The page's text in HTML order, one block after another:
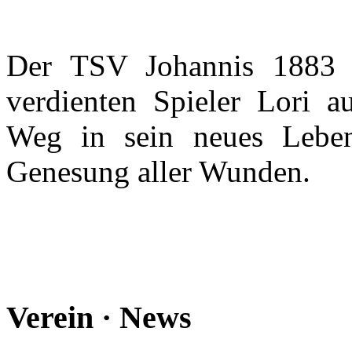
Der TSV Johannis 1883
verdienten Spieler Lori
Weg in sein neues
Genesung aller Wunden.
Verein · News